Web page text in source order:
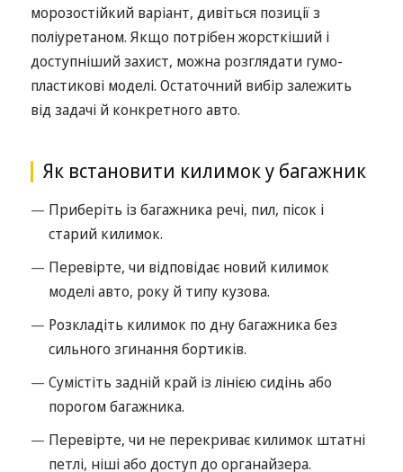
морозостійкий варіант, дивіться позиції з
поліуретаном. Якщо потрібен жорсткіший і
доступніший захист, можна розглядати гумо-
пластикові моделі. Остаточний вибір залежить
від задачі й конкретного авто.
Як встановити килимок у багажник
Приберіть із багажника речі, пил, пісок і
старий килимок.
Перевірте, чи відповідає новий килимок
моделі авто, року й типу кузова.
Розкладіть килимок по дну багажника без
сильного згинання бортиків.
Сумістіть задній край із лінією сидінь або
порогом багажника.
Перевірте, чи не перекриває килимок штатні
петлі, ніші або доступ до органайзера.